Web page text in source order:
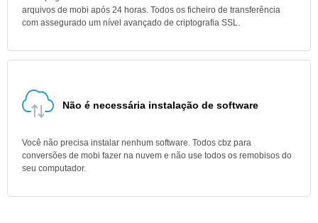
arquivos de mobi após 24 horas. Todos os ficheiro de transferência
com assegurado um nível avançado de criptografia SSL.
Não é necessária instalação de software
Você não precisa instalar nenhum software. Todos cbz para
conversões de mobi fazer na nuvem e não use todos os remobisos do
seu computador.